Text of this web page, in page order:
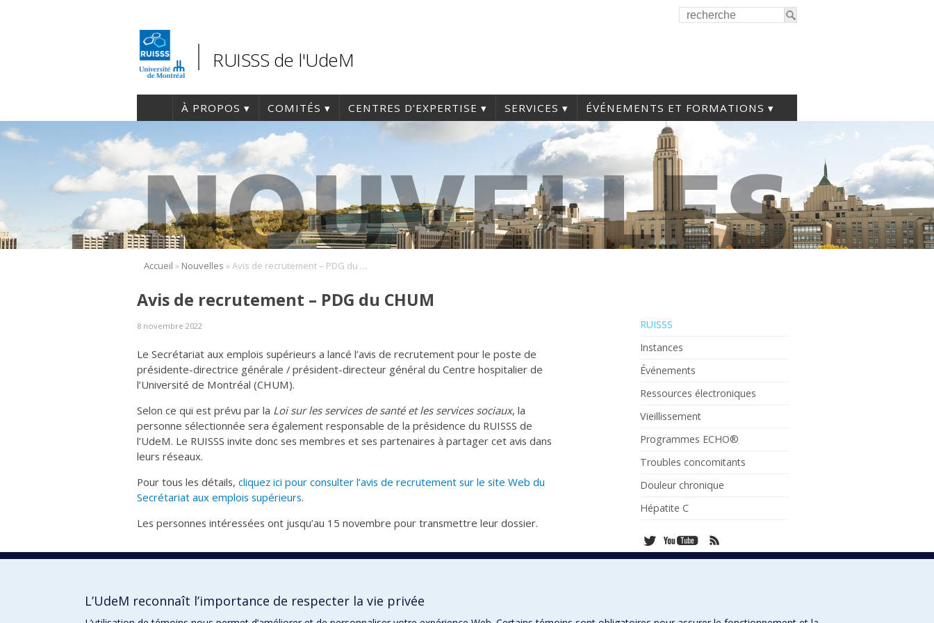
RUISSS de l'UdeM
À PROPOS COMITÉS CENTRES D’EXPERTISE SERVICES ÉVÉNEMENTS ET FORMATIONS
Accueil » Nouvelles » Avis de recrutement – PDG du CHUM
RUISSS
Instances
Événements
Ressources électroniques
Vieillissement
Programmes ECHO®
Troubles concomitants
Douleur chronique
Hépatite C
Avis de recrutement – PDG du CHUM
8 novembre 2022
Le Secrétariat aux emplois supérieurs a lancé l’avis de recrutement pour le poste de
présidente-directrice générale / président-directeur général du Centre hospitalier de
l’Université de Montréal (CHUM).
Selon ce qui est prévu par la Loi sur les services de santé et les services sociaux, la
personne sélectionnée sera également responsable de la présidence du RUISSS de
l’UdeM. Le RUISSS invite donc ses membres et ses partenaires à partager cet avis dans
leurs réseaux.
Pour tous les détails, cliquez ici pour consulter l’avis de recrutement sur le site Web du
Secrétariat aux emplois supérieurs.
Les personnes intéressées ont jusqu’au 15 novembre pour transmettre leur dossier.
L’UdeM reconnaît l’importance de respecter la vie privée